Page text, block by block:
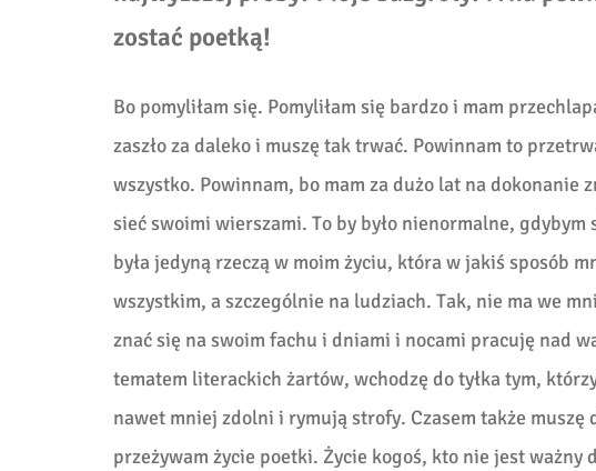
zostać poetką!
Bo pomyliłam się. Pomyliłam się bardzo i mam
zaszło za daleko i muszę tak trwać. Powinnam to
wszystko. Powinnam, bo mam za dużo lat na dokonanie
sieć swoimi wierszami. To by było nienormalne, gdybym
była jedyną rzeczą w moim życiu, która w jakiś sposób
wszystkim, a szczególnie na ludziach. Tak, nie ma we
znać się na swoim fachu i dniami i nocami pracuję nad
tematem literackich żartów, wchodzę do tyłka tym,
nawet mniej zdolni i rymują strofy. Czasem także
przeżywam życie poetki. Życie kogoś, kto nie jest